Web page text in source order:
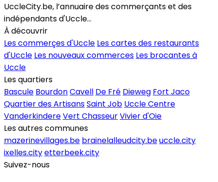
UccleCity.be, l’annuaire des commerçants et des
indépendants d'Uccle...
À découvrir
Les commerçes d'Uccle Les cartes des restaurants
d'Uccle Les nouveaux commerces Les brocantes à
Uccle
Les quartiers
Bascule BourdonCavell De Fré Dieweg Fort Jaco
Quartier des ArtisansSaint Job Uccle Centre
VanderkindereVert ChasseurVivier d'Oie
Les autres communes
mazerinevillages.be brainelalleudcity.beuccle.city
ixelles.cityetterbeek.city
Suivez-nous